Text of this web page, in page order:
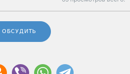
ОБСУДИТЬ